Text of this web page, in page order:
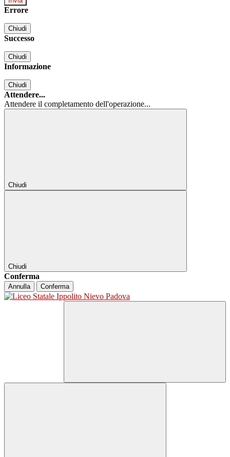
Errore
Chiudi
Successo
Chiudi
Informazione
Chiudi
Attendere...
Attendere il completamento dell'operazione...
Chiudi
Chiudi
Conferma
Annulla Conferma